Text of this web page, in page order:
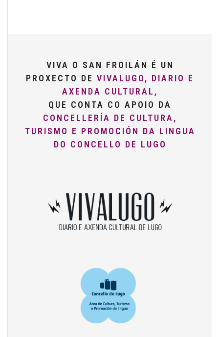
VIVA O SAN FROILÁN É UN
PROXECTO DE VIVALUGO, DIARIO E
AXENDA CULTURAL,
QUE CONTA CO APOIO DA
CONCELLERÍA DE CULTURA,
TURISMO E PROMOCIÓN DA LINGUA
DO CONCELLO DE LUGO